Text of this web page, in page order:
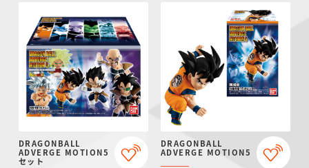
DRAGONBALL
ADVERGE MOTION5
セット
DRAGONBALL
ADVERGE MOTION5